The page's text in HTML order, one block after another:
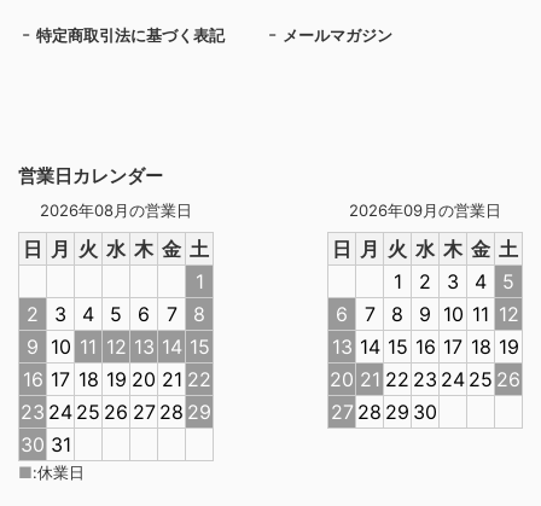
営業日カレンダー
2026年08月の営業日
日 月 火 水 木 金 土
1
2
3 4 5 6 7
8
9 10 11 12 13 14 15
16 17 18 19 20 21 22
23 24 25 26 27 28 29
30 31
2026年09月の営業日
日 月 火 水 木 金 土
1
2 3 4
5
6
7 8 9 10 11 12
13 14 15 16 17 18 19
20 21 22 23 24 25 26
27 28 29 30
■:休業日
特定商取引法に基づく表記 メールマガジン